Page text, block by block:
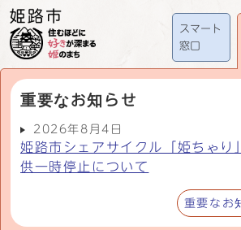
スマート
窓口
重要なお知らせ
2026年8月4日
姫路市シェアサイクル「姫ちゃり
供一時停止について
重要なお